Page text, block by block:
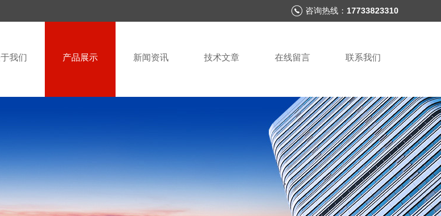
咨询热线： 17733823310
我们 产品展示 新闻资讯 技术文章 在线留言 联系我们